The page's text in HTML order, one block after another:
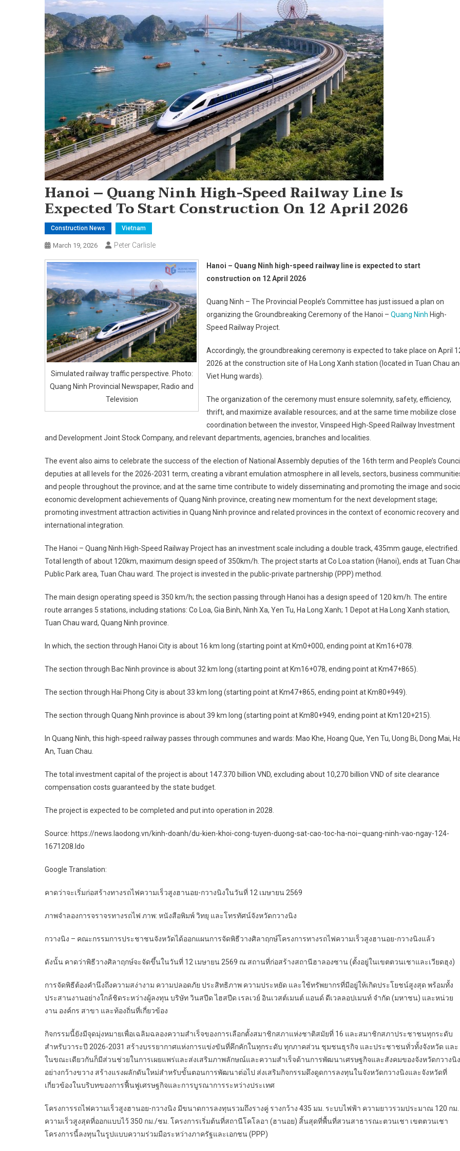
Hanoi – Quang Ninh High-Speed Railway Line Is
Expected To Start Construction On 12 April 2026
Construction News Vietnam
March 19, 2026 Peter Carlisle
Simulated railway traffic perspective. Photo:
Quang Ninh Provincial Newspaper, Radio and
Television
Hanoi – Quang Ninh high-speed railway line is expected to start
construction on 12 April 2026
Quang Ninh – The Provincial People’s Committee has just issued a plan on
organizing the Groundbreaking Ceremony of the Hanoi – Quang Ninh High-
Speed Railway Project.
Accordingly, the groundbreaking ceremony is expected to take place on April
2026 at the construction site of Ha Long Xanh station (located in Tuan Chau
Viet Hung wards).
The organization of the ceremony must ensure solemnity, safety, efficiency,
thrift, and maximize available resources; and at the same time mobilize close
coordination between the investor, Vinspeed High-Speed Railway Investment
and Development Joint Stock Company, and relevant departments, agencies, branches and localities.
The event also aims to celebrate the success of the election of National Assembly deputies of the 16th term and People’s Council
deputies at all levels for the 2026-2031 term, creating a vibrant emulation atmosphere in all levels, sectors, business
and people throughout the province; and at the same time contribute to widely disseminating and promoting the image and
economic development achievements of Quang Ninh province, creating new momentum for the next development stage;
promoting investment attraction activities in Quang Ninh province and related provinces in the context of economic recovery and
international integration.
The Hanoi – Quang Ninh High-Speed Railway Project has an investment scale including a double track, 435mm gauge, electrified.
Total length of about 120km, maximum design speed of 350km/h. The project starts at Co Loa station (Hanoi), ends at Tuan
Public Park area, Tuan Chau ward. The project is invested in the public-private partnership (PPP) method.
The main design operating speed is 350 km/h; the section passing through Hanoi has a design speed of 120 km/h. The entire
route arranges 5 stations, including stations: Co Loa, Gia Binh, Ninh Xa, Yen Tu, Ha Long Xanh; 1 Depot at Ha Long Xanh station,
Tuan Chau ward, Quang Ninh province.
In which, the section through Hanoi City is about 16 km long (starting point at Km0+000, ending point at Km16+078.
The section through Bac Ninh province is about 32 km long (starting point at Km16+078, ending point at Km47+865).
The section through Hai Phong City is about 33 km long (starting point at Km47+865, ending point at Km80+949).
The section through Quang Ninh province is about 39 km long (starting point at Km80+949, ending point at Km120+215).
In Quang Ninh, this high-speed railway passes through communes and wards: Mao Khe, Hoang Que, Yen Tu, Uong Bi, Dong Mai,
An, Tuan Chau.
The total investment capital of the project is about 147.370 billion VND, excluding about 10,270 billion VND of site clearance
compensation costs guaranteed by the state budget.
The project is expected to be completed and put into operation in 2028.
Source: https://news.laodong.vn/kinh-doanh/du-kien-khoi-cong-tuyen-duong-sat-cao-toc-ha-noi–quang-ninh-vao-ngay-124-
1671208.ldo
Google Translation:
คาดว่าจะเริ่มก่อสร้างทางรถไฟความเร็วสูงฮานอย-กวางนิงในวันที่ 12 เมษายน 2569
ภาพจำลองการจราจรทางรถไฟ ภาพ: หนังสือพิมพ์ วิทยุ และโทรทัศน์จังหวัดกวางนิง
กวางนิง – คณะกรรมการประชาชนจังหวัดได้ออกแผนการจัดพิธีวางศิลาฤกษ์โครงการทางรถไฟความเร็วสูงฮานอย-กวางนิงแล้ว
ดังนั้น คาดว่าพิธีวางศิลาฤกษ์จะจัดขึ้นในวันที่ 12 เมษายน 2569 ณ สถานที่ก่อสร้างสถานีฮาลองซาน (ตั้งอยู่ในเขตตวนเชาและเวียดฮุง)
การจัดพิธีต้องคำนึงถึงความสง่างาม ความปลอดภัย ประสิทธิภาพ ความประหยัด และใช้ทรัพยากรที่มีอยู่ให้เกิดประโยชน์สูงสุด พร้อมทั้ง
ประสานงานอย่างใกล้ชิดระหว่างผู้ลงทุน บริษัท วินสปีด ไฮสปีด เรลเวย์ อินเวสต์เมนต์ แอนด์ ดีเวลลอปเมนท์ จำกัด (มหาชน) และหน่วย
งาน องค์กร สาขา และท้องถิ่นที่เกี่ยวข้อง
กิจกรรมนี้ยังมีจุดมุ่งหมายเพื่อเฉลิมฉลองความสำเร็จของการเลือกตั้งสมาชิกสภาแห่งชาติสมัยที่ 16 และสมาชิกสภาประชาชนทุกระดับ
สำหรับวาระปี 2026-2031 สร้างบรรยากาศแห่งการแข่งขันที่คึกคักในทุกระดับ ทุกภาคส่วน ชุมชนธุรกิจ และประชาชนทั่วทั้งจังหวัด และ
ในขณะเดียวกันก็มีส่วนช่วยในการเผยแพร่และส่งเสริมภาพลักษณ์และความสำเร็จด้านการพัฒนาเศรษฐกิจและสังคมของจังหวัดกวางนิง
อย่างกว้างขวาง สร้างแรงผลักดันใหม่สำหรับขั้นตอนการพัฒนาต่อไป ส่งเสริมกิจกรรมดึงดูดการลงทุนในจังหวัดกวางนิงและจังหวัดที่
เกี่ยวข้องในบริบทของการฟื้นฟูเศรษฐกิจและการบูรณาการระหว่างประเทศ
โครงการรถไฟความเร็วสูงฮานอย-กวางนิง มีขนาดการลงทุนรวมถึงรางคู่ รางกว้าง 435 มม. ระบบไฟฟ้า ความยาวรวมประมาณ 120 กม.
ความเร็วสูงสุดที่ออกแบบไว้ 350 กม./ชม. โครงการเริ่มต้นที่สถานีโคโลอา (ฮานอย) สิ้นสุดที่พื้นที่สวนสาธารณะตวนเชา เขตตวนเชา
โครงการนี้ลงทุนในรูปแบบความร่วมมือระหว่างภาครัฐและเอกชน (PPP)